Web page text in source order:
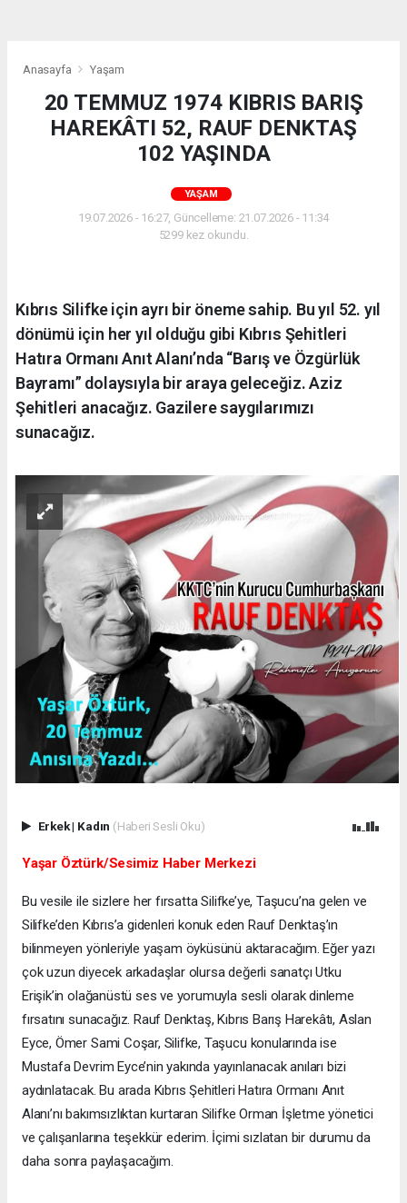
Anasayfa Yaşam
20 TEMMUZ 1974 KIBRIS BARIŞ
HAREKÂTI 52, RAUF DENKTAŞ
102 YAŞINDA
YAŞAM
19.07.2026 - 16:27, Güncelleme: 21.07.2026 - 11:34
5299 kez okundu.
Kıbrıs Silifke için ayrı bir öneme sahip. Bu yıl 52. yıl
dönümü için her yıl olduğu gibi Kıbrıs Şehitleri
Hatıra Ormanı Anıt Alanı’nda “Barış ve Özgürlük
Bayramı” dolaysıyla bir araya geleceğiz. Aziz
Şehitleri anacağız. Gazilere saygılarımızı
sunacağız.
Erkek| Kadın (Haberi Sesli Oku)
Yaşar Öztürk/Sesimiz Haber Merkezi
Bu vesile ile sizlere her fırsatta Silifke’ye, Taşucu’na gelen ve
Silifke’den Kıbrıs’a gidenleri konuk eden Rauf Denktaş’ın
bilinmeyen yönleriyle yaşam öyküsünü aktaracağım. Eğer yazı
çok uzun diyecek arkadaşlar olursa değerli sanatçı Utku
Erişik’in olağanüstü ses ve yorumuyla sesli olarak dinleme
fırsatını sunacağız. Rauf Denktaş, Kıbrıs Barış Harekâtı, Aslan
Eyce, Ömer Sami Coşar, Silifke, Taşucu konularında ise
Mustafa Devrim Eyce’nin yakında yayınlanacak anıları bizi
aydınlatacak. Bu arada Kıbrıs Şehitleri Hatıra Ormanı Anıt
Alanı’nı bakımsızlıktan kurtaran Silifke Orman İşletme yönetici
ve çalışanlarına teşekkür ederim. İçimi sızlatan bir durumu da
daha sonra paylaşacağım.